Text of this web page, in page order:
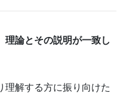
理論とその説明が一致し
理解する方に振り向けた